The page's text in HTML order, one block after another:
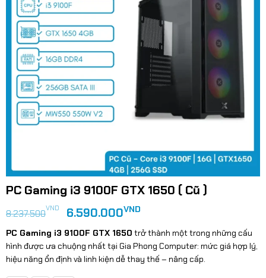
PC Gaming i3 9100F GTX 1650 ( Cũ )
8.237.500VND Giá
gốc
là:
8.237.500VND.
6.590.000VNDGiá
hiện
tại
là:
6.590.000VND.
PC Gaming i3 9100F GTX 1650 trở thành một trong những cấu
hình được ưa chuộng nhất tại Gia Phong Computer: mức giá hợp lý,
hiệu năng ổn định và linh kiện dễ thay thế – nâng cấp.